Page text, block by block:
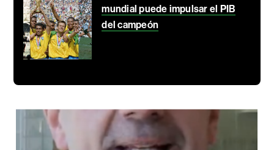
mundial puede impulsar el PIB
del campeón